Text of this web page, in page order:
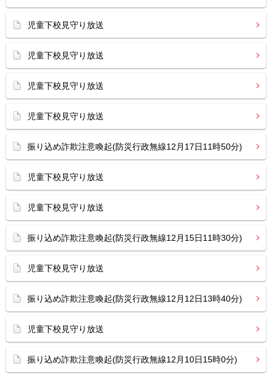
児童下校見守り放送
児童下校見守り放送
児童下校見守り放送
児童下校見守り放送
振り込め詐欺注意喚起(防災行政無線12月17日11時50分)
児童下校見守り放送
児童下校見守り放送
振り込め詐欺注意喚起(防災行政無線12月15日11時30分)
児童下校見守り放送
振り込め詐欺注意喚起(防災行政無線12月12日13時40分)
児童下校見守り放送
振り込め詐欺注意喚起(防災行政無線12月10日15時0分)